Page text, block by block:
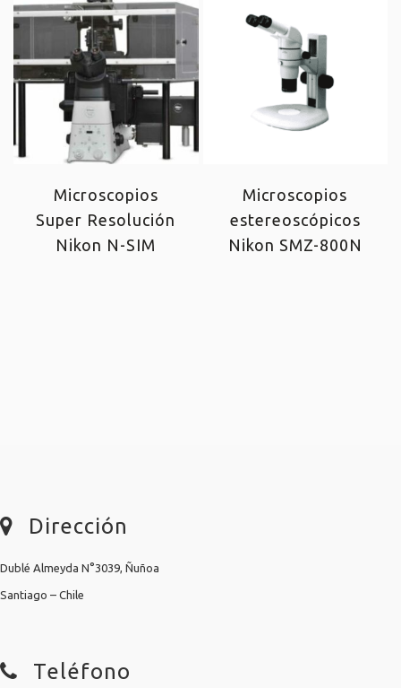
Microscopios
Super Resolución
Nikon N-SIM
Microscopios
estereoscópicos
Nikon SMZ-800N
Dirección
Dublé Almeyda N°3039, Ñuñoa
Santiago – Chile
Teléfono